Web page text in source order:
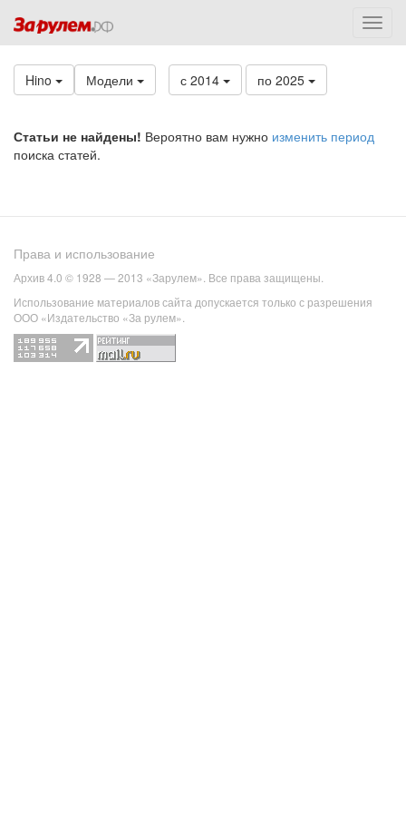
Hino Модели с 2014 по 2025
Статьи не найдены! Вероятно вам нужно изменить период
поиска статей.
Права и использование
Архив 4.0 © 1928 — 2013 «Зарулем». Все права защищены.
Использование материалов сайта допускается только с разрешения
ООО «Издательство «За рулем».